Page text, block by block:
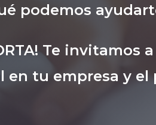
podemos
Te
en tu empresa y el